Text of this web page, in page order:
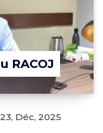
RACOJ
23, Déc, 2025